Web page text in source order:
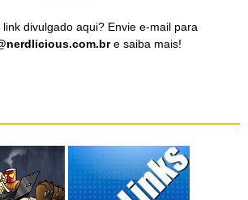
divulgado aqui? Envie e-mail para
e saiba mais!